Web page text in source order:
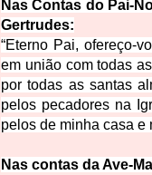
Nas Contas do Pai-
Gertrudes:
“Eterno Pai, ofereço-
em união com todas
por todas as santas
pelos pecadores na
pelos de minha casa e
Nas contas da Ave-